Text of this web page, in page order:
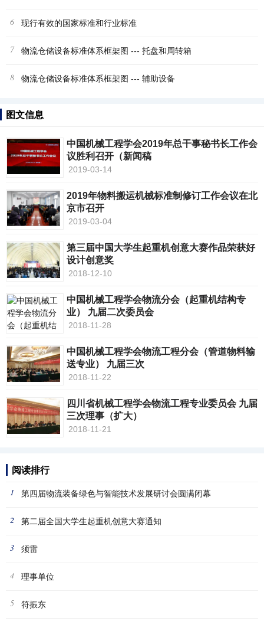
6 现行有效的国家标准和行业标准
7 物流仓储设备标准体系框架图 --- 托盘和周转箱
8 物流仓储设备标准体系框架图 --- 辅助设备
图文信息
中国机械工程学会2019年总干事秘书长工作会
议胜利召开（新闻稿
2019-03-14
2019年物料搬运机械标准制修订工作会议在北
京市召开
2019-03-04
第三届中国大学生起重机创意大赛作品荣获好
设计创意奖
2018-12-10
中国机械工程学会物流分会（起重机结构专
业） 九届二次委员会
2018-11-28
中国机械工程学会物流工程分会（管道物料输
送专业） 九届三次
2018-11-22
四川省机械工程学会物流工程专业委员会 九届
三次理事（扩大）
2018-11-21
阅读排行
1 第四届物流装备绿色与智能技术发展研讨会圆满闭幕
2 第二届全国大学生起重机创意大赛通知
3 须雷
4 理事单位
5 符振东